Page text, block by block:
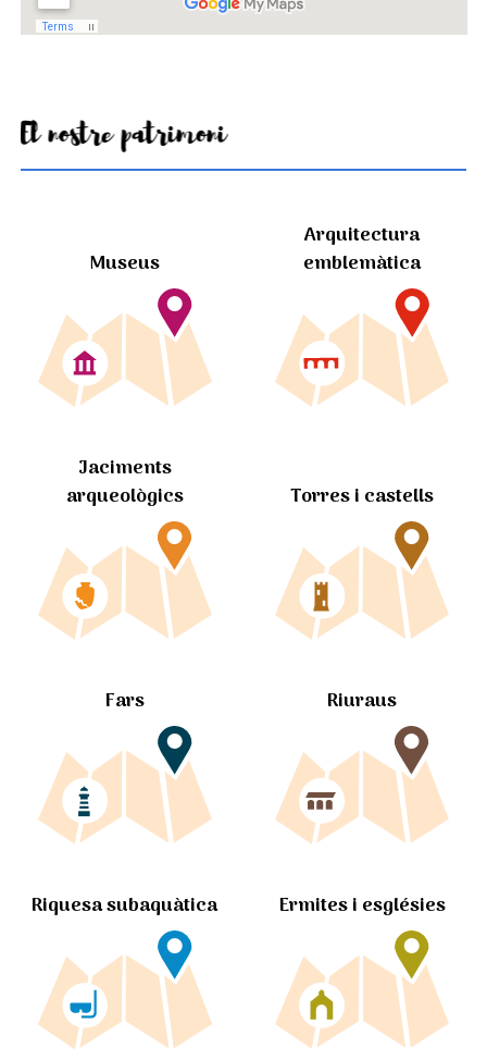
El nostre patrimoni
Museus
Arquitectura
emblemàtica
Jaciments
arqueològics
Torres i castells
Fars Riuraus
Riquesa subaquàtica Ermites i esglésies